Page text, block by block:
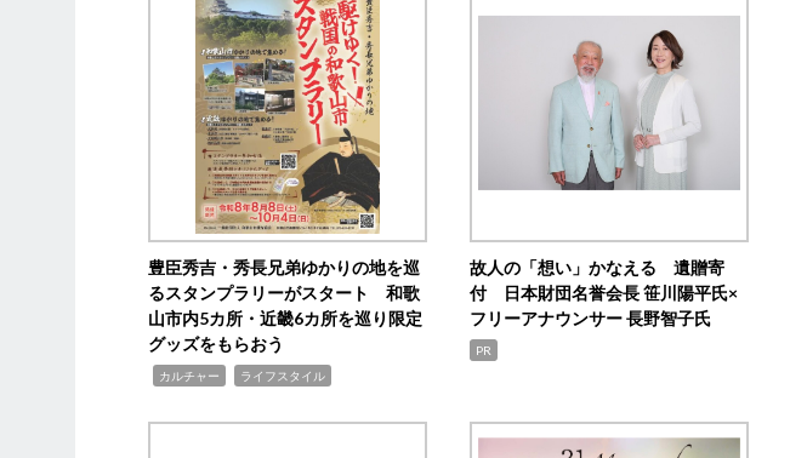
豊臣秀吉・秀長兄弟ゆかりの地を巡
るスタンプラリーがスタート 和歌
山市内5カ所・近畿6カ所を巡り限定
グッズをもらおう
カルチャー ライフスタイル
故人の「想い」かなえる 遺贈寄
付 日本財団名誉会長 笹川陽平氏×
フリーアナウンサー 長野智子氏
PR